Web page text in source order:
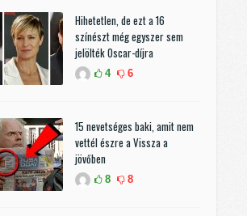
Hihetetlen, de ezt a 16
színészt még egyszer sem
jelölték Oscar-díjra
4 6
15 nevetséges baki, amit nem
vettél észre a Vissza a
jövőben
8 8